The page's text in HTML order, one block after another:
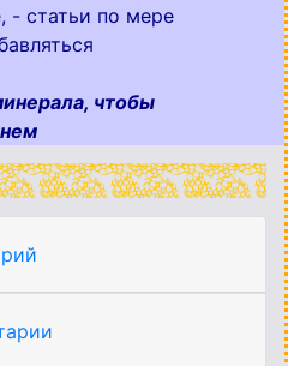
- статьи по мере
чтобы